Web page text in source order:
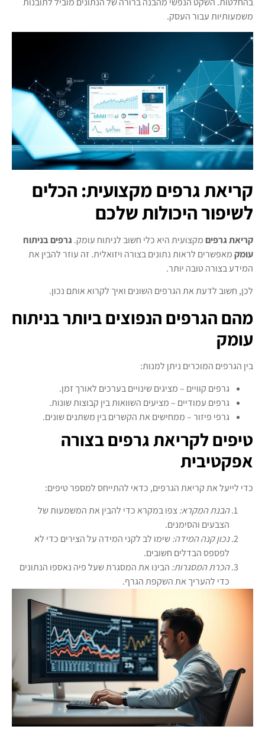
משמעותיות עבור העסק.
קריאת גרפים מקצועית: הכלים
לשיפור היכולות שלכם
קריאת גרפיםמקצועית היא כלי חשוב לניתוח עומק. גרפים בניתוח
עומקמאפשרים לראות נתונים בצורה ויזואלית. זה עוזר להבין את
המידע בצורה טובה יותר.
לכן, חשוב לדעת את הגרפים השונים ואיך לקרוא אותם נכון.
מהם הגרפים הנפוצים ביותר בניתוח
עומק
בין הגרפים המוכרים ניתן למנות:
גרפים קוויים – מציגים שינויים בערכים לאורך זמן.
גרפים עמודיים – מציעים השוואות בין קבוצות שונות.
גרפי פיזור – ממחישים את הקשרים בין משתנים שונים.
טיפים לקריאת גרפים בצורה
אפקטיבית
כדי לייעל את קריאת הגרפים, כדאי להתייחס למספר טיפים:
הבנת המקרא:צפו במקרא כדי להבין את המשמעות של
הצבעים והסימנים.
נכון קנה המידה:שימו לב לקני המידה על הצירים כדי לא
לפספס הבדלים חשובים.
הכרת המסגרות: הבינו את המסגרת שעל פיה נאספו הנתונים
כדי להעריך את השקפת הגרף.